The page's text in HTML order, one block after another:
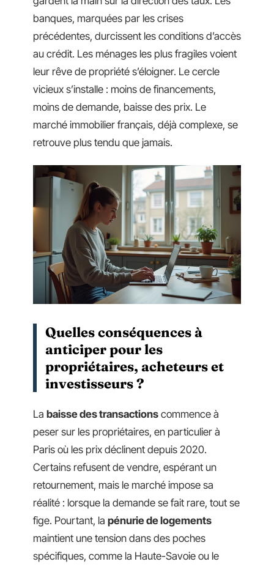
banques, marquées par les crises
précédentes, durcissent les conditions d’accès
au crédit. Les ménages les plus fragiles voient
leur rêve de propriété s’éloigner. Le cercle
vicieux s’installe : moins de financements,
moins de demande, baisse des prix. Le
marché immobilier français, déjà complexe, se
retrouve plus tendu que jamais.
Quelles conséquences à
anticiper pour les
propriétaires, acheteurs et
investisseurs ?
La baisse des transactions commence à
peser sur les propriétaires, en particulier à
Paris où les prix déclinent depuis 2020.
Certains refusent de vendre, espérant un
retournement, mais le marché impose sa
réalité : lorsque la demande se fait rare, tout se
fige. Pourtant, la pénurie de logements
maintient une tension dans des poches
spécifiques, comme la Haute-Savoie ou le